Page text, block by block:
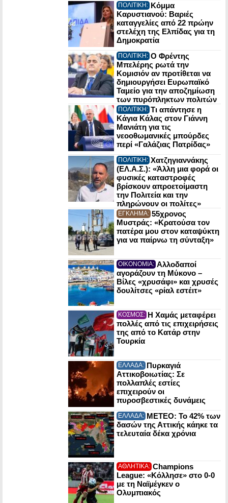
ΠΟΛΙΤΙΚΗ: Κόμμα
Καρυστιανού: Βαριές
καταγγελίες από 22 πρώην
στελέχη της Ελπίδας για τη
Δημοκρατία
ΠΟΛΙΤΙΚΗ: Ο Φρέντης
Μπελέρης ρωτά την
Κομισιόν αν προτίθεται να
δημιουργήσει Ευρωπαϊκό
Ταμείο για την αποζημίωση
των πυρόπληκτων πολιτών
ΠΟΛΙΤΙΚΗ: Τι απάντησε η
Κάγια Κάλας στον Γιάννη
Μανιάτη για τις
νεοοθωμανικές μπούρδες
περί «Γαλάζιας Πατρίδας»
ΠΟΛΙΤΙΚΗ: Χατζηγιαννάκης
(ΕΛ.Α.Σ.): «Άλλη μια φορά οι
φυσικές καταστροφές
βρίσκουν απροετοίμαστη
την Πολιτεία και την
πληρώνουν οι πολίτες»
ΕΓΚΛΗΜΑ: 55χρονος
Μυστράς: «Κρατούσα τον
πατέρα μου στον καταψύκτη
για να παίρνω τη σύνταξη»
ΟΙΚΟΝΟΜΙΑ: Αλλοδαποί
αγοράζουν τη Μύκονο –
Βίλες «χρυσάφι» και χρυσές
δουλίτσες «ρίαλ εστέιτ»
ΚΟΣΜΟΣ: Η Χαμάς μεταφέρει
πολλές από τις επιχειρήσεις
της από το Κατάρ στην
Τουρκία
ΕΛΛΑΔΑ: Πυρκαγιά
Αττικοβοιωτίας: Σε
πολλαπλές εστίες
επιχειρούν οι
πυροσβεστικές δυνάμεις
ΕΛΛΑΔΑ: ΜΕΤΕΟ: Το 42% των
δασών της Αττικής κάηκε τα
τελευταία δέκα χρόνια
ΑΘΛΗΤΙΚΑ: Champions
League: «Κόλλησε» στο 0-0
με τη Ναϊμέγκεν ο
Ολυμπιακός